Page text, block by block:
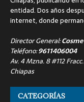
entidad. Dos años
internet, donde
Director General:
Teléfono:9611406004
Av. 4 Mzna. 8 #112
Chiapas
CATEGORÍAS